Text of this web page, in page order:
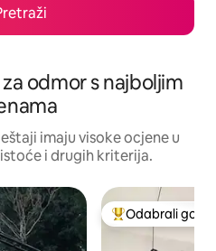
odmor s najboljim
imaju visoke ocjene u
i drugih kriterija.
Među najviše
Odabrali gosti